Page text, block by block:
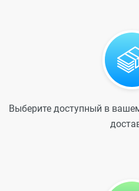
Выберите доступный в